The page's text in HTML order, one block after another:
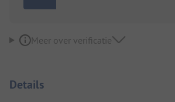
Meer over verificatie
Details